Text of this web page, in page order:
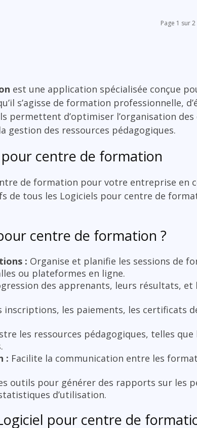
Page 1 sur 2
est une application spécialisée conçue
s’agisse de formation professionnelle,
permettent d’optimiser l’organisation
gestion des ressources pédagogiques.
centre de formation
de formation pour votre entreprise en
de tous les Logiciels pour centre de
centre de formation ?
: Organise et planifie les sessions de
ou plateformes en ligne.
des apprenants, leurs résultats, et
inscriptions, les paiements, les certificats
les ressources pédagogiques, telles que
: Facilite la communication entre les
outils pour générer des rapports sur les
d’utilisation.
pour centre de